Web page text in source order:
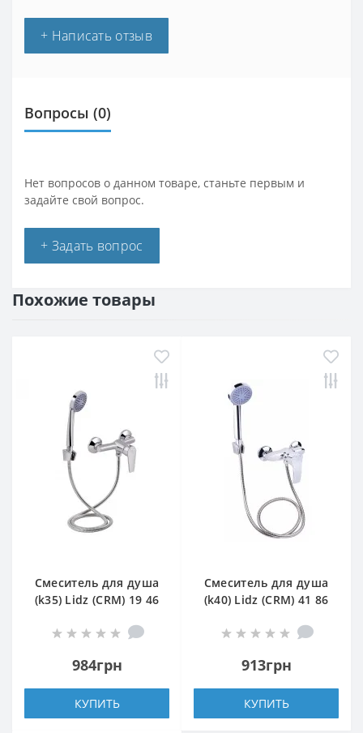
+ Написать отзыв
Вопросы (0)
Нет вопросов о данном товаре, станьте первым и
задайте свой вопрос.
+ Задать вопрос
Похожие товары
Смеситель для душа
(k35) Lidz (CRM) 19 46
984грн
КУПИТЬ
Смеситель для душа
(k40) Lidz (CRM) 41 86
913грн
КУПИТЬ